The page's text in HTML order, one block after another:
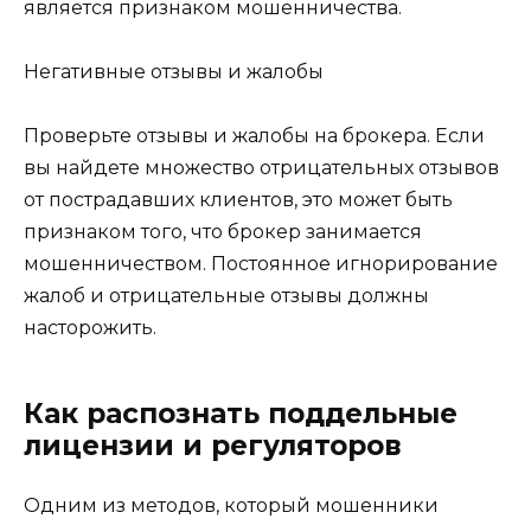
является признаком мошенничества.
Негативные отзывы и жалобы
Проверьте отзывы и жалобы на брокера. Если
вы найдете множество отрицательных отзывов
от пострадавших клиентов, это может быть
признаком того, что брокер занимается
мошенничеством. Постоянное игнорирование
жалоб и отрицательные отзывы должны
насторожить.
Как распознать поддельные
лицензии и регуляторов
Одним из методов, который мошенники